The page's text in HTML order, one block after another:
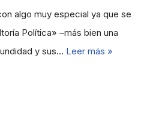
algo muy especial ya que se
Política» –más bien una
y sus… Leer más »